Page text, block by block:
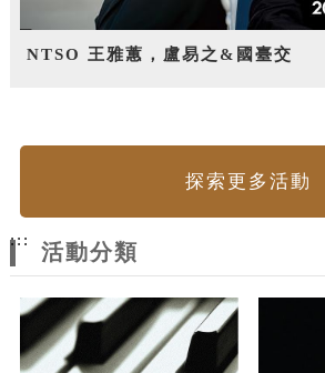
NTSO 王雅蕙，盧易之&國臺交
探索更多活動
:::
活動分類